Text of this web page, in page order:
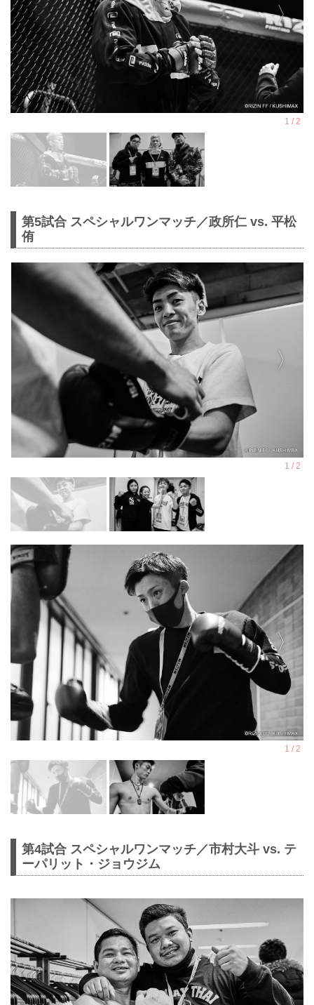
第5試合 スペシャルワンマッチ／政所仁 vs. 平松
侑
第4試合 スペシャルワンマッチ／市村大斗 vs. テ
ーパリット・ジョウジム